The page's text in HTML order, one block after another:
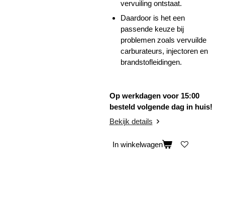
vervuiling ontstaat.
Daardoor is het een
passende keuze bij
problemen zoals vervuilde
carburateurs, injectoren en
brandstofleidingen.
Op werkdagen voor 15:00
besteld volgende dag in huis!
Bekijk details
In winkelwagen